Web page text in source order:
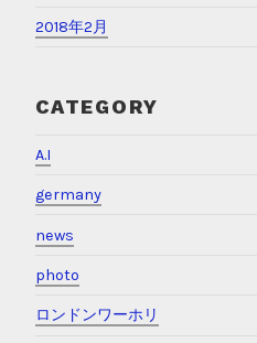
2018年2月
CATEGORY
A.I
germany
news
photo
ロンドンワーホリ